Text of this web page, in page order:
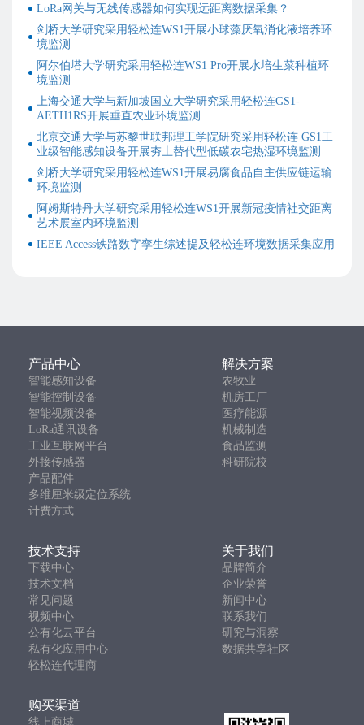
应用场景
个体化热舒适监测、热偏好预测、人参与闭环智能建
原文链接
研究背景：这项研究解决什么问题？
不同人的热舒适需求并不相同。即使处于同一个室内空间，两
制通常依赖房间温度、统一设定点或通用热舒适标准，这种方
式难以反映个体差异，也限制了真正以人为中心的智能建筑控
制。
近年来，研究人员开始使用可穿戴设备、物联网传感器和机器
学习模型建立个体化热舒适模型。但这类研究面临一个关键问
这项研究关注的正是个体化热舒适数据采集复杂、效率低、用
内环境传感、可穿戴生理传感、手机问卷、网页服务器、告警
式反馈请求和在线阈值调优结合起来。
轻松连 WS1 无线智能传感器在系统中负责采集受试者周围真实
室内环境数据。这些数据与 E4 wristband 采集的生理数据，以
及手机应用收集的热偏好反馈共同用于模型训练。研究目标是
验证：在线阈值调优能否减少所需问卷数据量，同时保持或提
升个体化热偏好预测模型的性能。
轻松连WS1通过无线
直接接入物联网大数据云平台，实
时采集、监测并上传温度、湿度、光照等多重传感器数据，并
轻松连在研究中的具体作用
LoRa网关与无线传感器如何实现远距离数据采集？
剑桥大学研究采用轻松连WS1开展小球藻厌氧消化液培养环
境监测
阿尔伯塔大学研究采用轻松连WS1 Pro开展水培生菜种植环
境监测
上海交通大学与新加坡国立大学研究采用轻松连GS1-
AETH1RS开展垂直农业环境监测
北京交通大学与苏黎世联邦理工学院研究采用轻松连 GS1工
业级智能感知设备开展夯土替代型低碳农宅热湿环境监测
剑桥大学研究采用轻松连WS1开展易腐食品自主供应链运输
环境监测
阿姆斯特丹大学研究采用轻松连WS1开展新冠疫情社交距离
艺术展室内环境监测
IEEE Access铁路数字孪生综述提及轻松连环境数据采集应用
产品中心 解决方案
智能感知设备
农牧业
智能控制设备
机房工厂
智能视频设备
医疗能源
LoRa通讯设备
机械制造
工业互联网平台
食品监测
外接传感器
科研院校
产品配件
多维厘米级定位系统
计费方式
技术支持 关于我们
下载中心
品牌简介
技术文档
企业荣誉
常见问题
新闻中心
视频中心
联系我们
公有化云平台
研究与洞察
私有化应用中心
数据共享社区
轻松连代理商
购买渠道
线上商城